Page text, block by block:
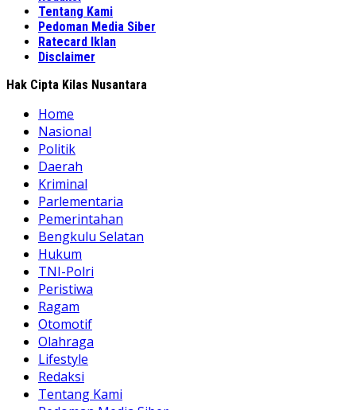
Tentang Kami
Pedoman Media Siber
Ratecard Iklan
Disclaimer
Hak Cipta Kilas Nusantara
Home
Nasional
Politik
Daerah
Kriminal
Parlementaria
Pemerintahan
Bengkulu Selatan
Hukum
TNI-Polri
Peristiwa
Ragam
Otomotif
Olahraga
Lifestyle
Redaksi
Tentang Kami